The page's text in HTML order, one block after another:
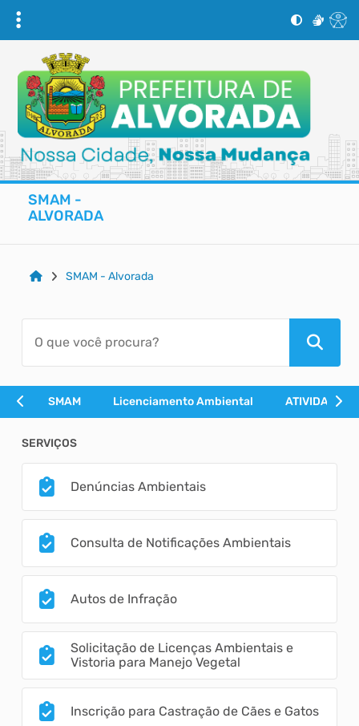
SMAM -
ALVORADA
SMAM - Alvorada
SMAM Licenciamento Ambiental ATIVIDADES
SERVIÇOS
Denúncias Ambientais
Consulta de Notificações Ambientais
Autos de Infração
Solicitação de Licenças Ambientais e
Vistoria para Manejo Vegetal
Inscrição para Castração de Cães e Gatos